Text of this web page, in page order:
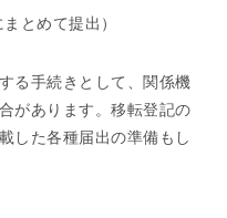
とめて提出）
る手続きとして、関係機
があります。移転登記の
した各種届出の準備もし